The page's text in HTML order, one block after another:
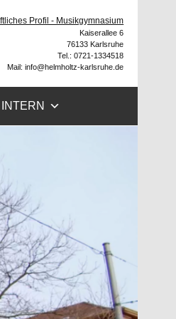
Profil - Musikgymnasium
Kaiserallee 6
76133 Karlsruhe
Tel.: 0721-1334518
Mail: info@helmholtz-karlsruhe.de
INTERN